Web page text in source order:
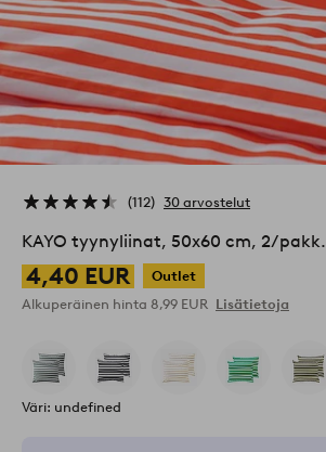
112 30 arvostelut
KAYO tyynyliinat, 50x60 cm, 2/pakk.
4,40 EUR
Outlet
Alkuperäinen hinta 8,99 EUR Lisätietoja
Väri: undefined